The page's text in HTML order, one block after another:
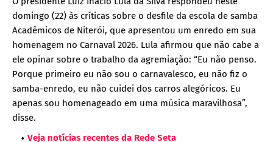
domingo (22) às críticas sobre o desfile da escola de samba
Acadêmicos de Niterói, que apresentou um enredo em sua
homenagem no Carnaval 2026. Lula afirmou que não cabe a
ele opinar sobre o trabalho da agremiação: “Eu não penso.
Porque primeiro eu não sou o carnavalesco, eu não fiz o
samba-enredo, eu não cuidei dos carros alegóricos. Eu
apenas sou homenageado em uma música maravilhosa”,
disse.
Veja notícias recentes da Rede Seta